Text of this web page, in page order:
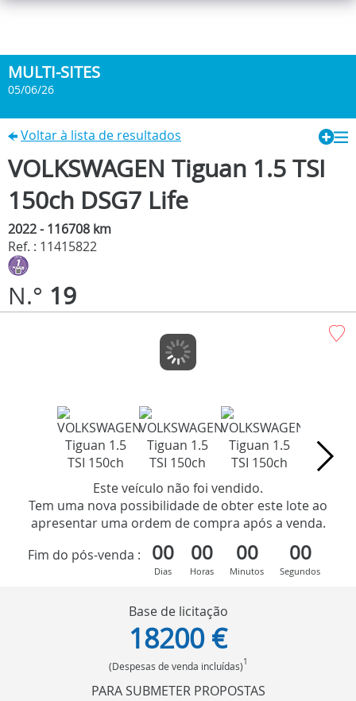
MULTI-SITES
05/06/26
Voltar à lista de resultados
VOLKSWAGEN Tiguan 1.5 TSI
150ch DSG7 Life
2022 - 116708 km
Ref. : 11415822
N.° 19
Este veículo não foi vendido.
Tem uma nova possibilidade de obter este lote ao
apresentar uma ordem de compra após a venda.
Fim do pós-venda :
00
Dias
00
Horas
00
Minutos
00
Segundos
Base de licitação
18200 €
(Despesas de venda incluídas)1
PARA SUBMETER PROPOSTAS